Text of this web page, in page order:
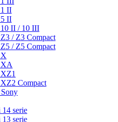
II
II
II / 10 III
/ Z3 Compact
/ Z5 Compact
Compact
serie
serie